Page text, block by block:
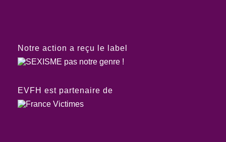
Notre action a reçu le label
EVFH est partenaire de